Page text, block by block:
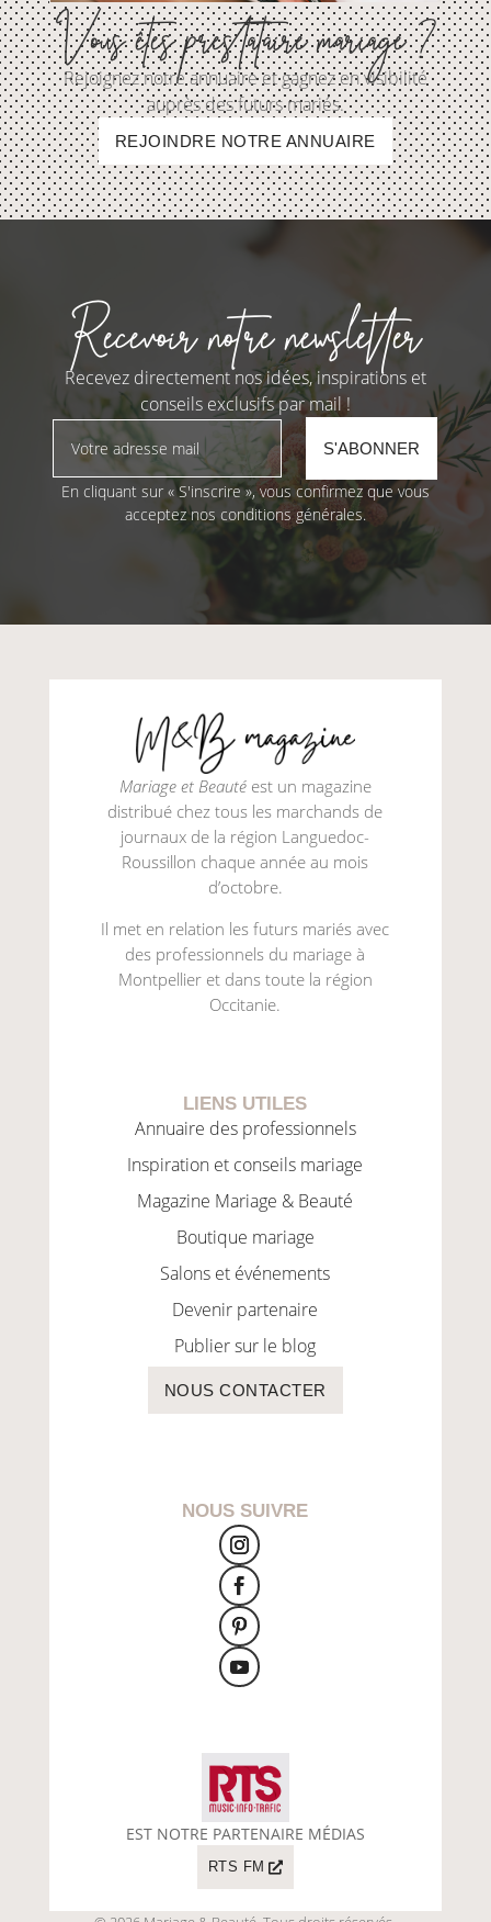
Vous êtes prestataire mariage ?
Rejoignez notre annuaire et gagnez en visibilité
auprès des futurs mariés.
REJOINDRE NOTRE ANNUAIRE
Recevoir notre newsletter
Recevez directement nos idées, inspirations et
conseils exclusifs par mail !
En cliquant sur « S'inscrire », vous confirmez que vous
acceptez nos conditions générales.
Mariage et Beautéest un magazine
distribué chez tous les marchands de
journaux de la région Languedoc-
Roussillon chaque année au mois
d’octobre.
Il met en relation les futurs mariés avec
des professionnels du mariage à
Montpellier et dans toute la région
Occitanie.
LIENS UTILES
Annuaire des professionnels
Inspiration et conseils mariage
Magazine Mariage & Beauté
Boutique mariage
Salons et événements
Devenir partenaire
Publier sur le blog
NOUS CONTACTER
NOUS SUIVRE
EST NOTRE PARTENAIRE MÉDIAS
RTS FM